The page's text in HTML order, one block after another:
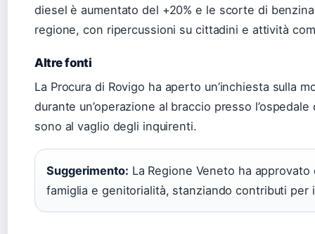
diesel è aumentato del +20% e le scorte di
regione, con ripercussioni su cittadini e attività
Altre fonti
La Procura di Rovigo ha aperto un’inchiesta sulla
durante un’operazione al braccio presso
sono al vaglio degli inquirenti.
Suggerimento: La Regione Veneto ha
famiglia e genitorialità, stanziando contributi per